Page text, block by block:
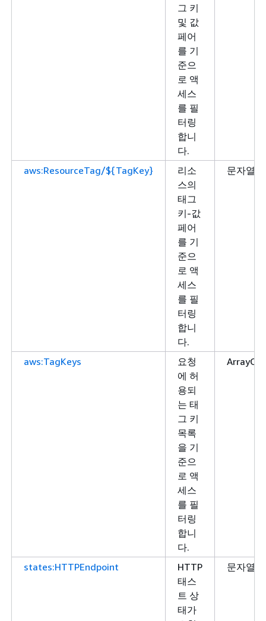
그 키
및 값
페어
를 기
준으
로 액
세스
를 필
터링
합니
다.
aws:ResourceTag/${TagKey}
리소
스의
태그
키-값
페어
를 기
준으
로 액
세스
를 필
터링
합니
다.
문자열
aws:TagKeys
요청
에 허
용되
는 태
그 키
목록
을 기
준으
로 액
세스
를 필
터링
합니
다.
states:HTTPEndpoint
HTTP
태스
트 상
태가
문자열